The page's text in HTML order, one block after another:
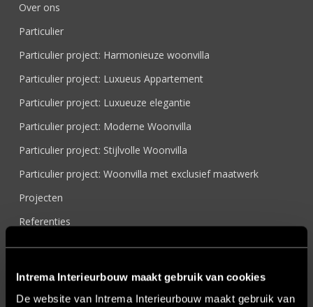
Intrema Interieurbouw maakt gebruik van cookies
De website van Intrema Interieurbouw maakt gebruik van
Over ons
Particulier
Particulier project: Harmonieuze woonvilla
Particulier project: Luxueus Appartement
Particulier project: Luxueuze elegantie
Particulier project: Moderne Woonvilla
Particulier project: Stijlvolle Woonvilla
Particulier project: Woonvilla met exclusief maatwerk
Projecten
Referenties
Samenwerken
Showroom